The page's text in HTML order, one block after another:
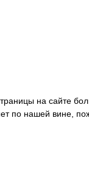
на сайте
по нашей вине,